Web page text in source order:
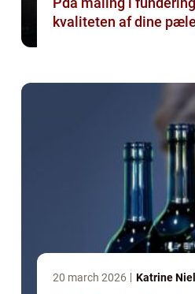
kvaliteten af dine
20 march 2026 Katrine